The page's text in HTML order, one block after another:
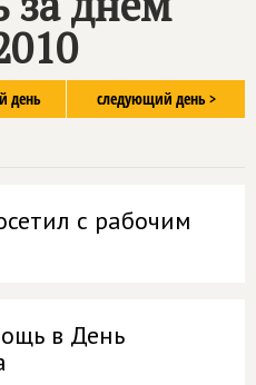
следующий день >
день
с рабочим
в День